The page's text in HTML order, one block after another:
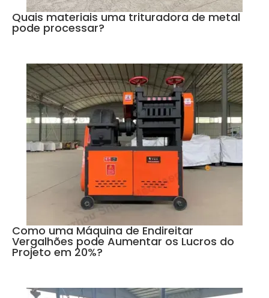
Quais materiais uma trituradora de metal
pode processar?
Como uma Máquina de Endireitar
Vergalhões pode Aumentar os Lucros do
Projeto em 20%?